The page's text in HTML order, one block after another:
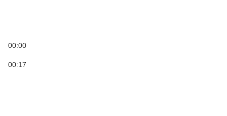
00:00
00:17